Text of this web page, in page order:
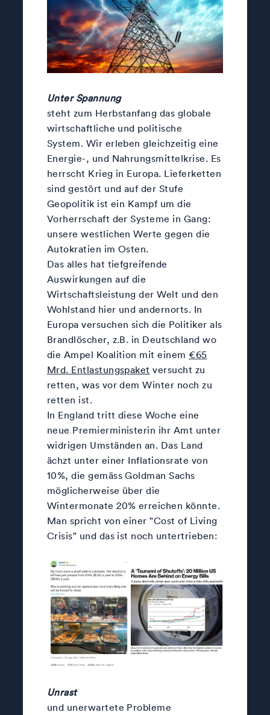
Unter Spannung
steht zum Herbstanfang das globale
wirtschaftliche und politische
System. Wir erleben gleichzeitig eine
Energie-, und Nahrungsmittelkrise. Es
herrscht Krieg in Europa. Lieferketten
sind gestört und auf der Stufe
Geopolitik ist ein Kampf um die
Vorherrschaft der Systeme in Gang:
unsere westlichen Werte gegen die
Autokratien im Osten.
Das alles hat tiefgreifende
Auswirkungen auf die
Wirtschaftsleistung der Welt und den
Wohlstand hier und andernorts. In
Europa versuchen sich die Politiker als
Brandlöscher, z.B. in Deutschland wo
die Ampel Koalition mit einem €65
Mrd. Entlastungspaket versucht zu
retten, was vor dem Winter noch zu
retten ist.
In England tritt diese Woche eine
neue Premierministerin ihr Amt unter
widrigen Umständen an. Das Land
ächzt unter einer Inflationsrate von
10%, die gemäss Goldman Sachs
möglicherweise über die
Wintermonate 20% erreichen könnte.
Man spricht von einer "Cost of Living
Crisis" und das ist noch untertrieben:
Unrast
und unerwartete Probleme